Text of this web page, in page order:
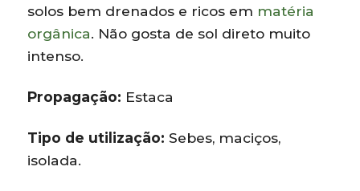
solos bem drenados e ricos em matéria
orgânica. Não gosta de sol direto muito
intenso.
Propagação: Estaca
Tipo de utilização: Sebes, maciços,
isolada.